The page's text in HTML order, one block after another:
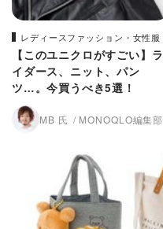
レディースファッション・女性服
【このユニクロがすごい】ラ
イダース、ニット、パン
ツ…。今買うべき5選！
MB 氏 MONOQLO編集部